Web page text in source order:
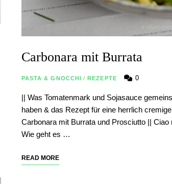
Carbonara mit Burrata
PASTA & GNOCCHI / REZEPTE 0
|| Was Tomatenmark und Sojasauce
haben & das Rezept für eine herrlich cremige
Carbonara mit Burrata und Prosciutto || Ciao
Wie geht es …
READ MORE